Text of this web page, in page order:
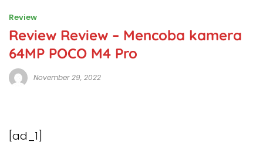
Review
Review Review – Mencoba kamera
64MP POCO M4 Pro
November 29, 2022
[ad_1]